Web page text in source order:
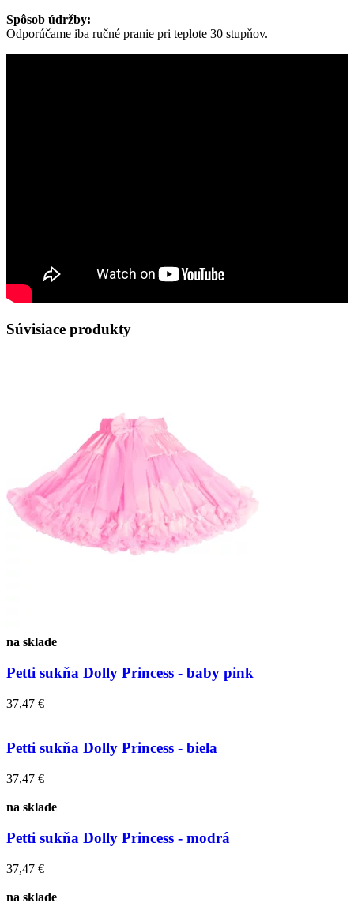
Spôsob údržby:
Odporúčame iba ručné pranie pri teplote 30 stupňov.
Súvisiace produkty
na sklade
Petti sukňa Dolly Princess - baby pink
37,47 €
Petti sukňa Dolly Princess - biela
37,47 €
na sklade
Petti sukňa Dolly Princess - modrá
37,47 €
na sklade